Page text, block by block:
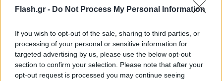
Flash.gr - Do Not Process My Personal Information
If you wish to opt-out of the sale, sharing to third parties, or
processing of your personal or sensitive information for
targeted advertising by us, please use the below opt-out
section to confirm your selection. Please note that after your
opt-out request is processed you may continue seeing
Μαρτυρίες αναφέρουν ότι η Λόρα προσπαθεί να
κουκούλα και καπέλο, κρατώντας το κεφάλι της
χαμηλωμένο, ένδειξη πως επιδιώκει να μην
αναγνωριστεί. Παράλληλα, η Αστυνομία έχει
ενεργοποιήσει τεχνικά μέσα για τον εντοπισμό του